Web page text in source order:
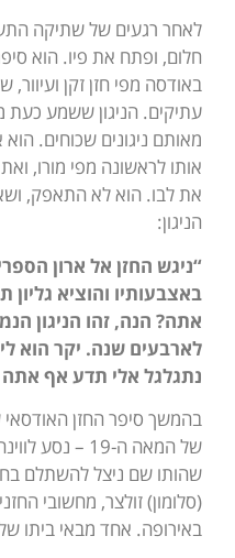
לאחר רגעים של שתיקה
חלום, ופתח את פיו. הוא
באודסה מפי חזן זקן ועיוור,
עתיקים. הניגון ששמע כעת
מאותם ניגונים שכוחים.
אותו לראשונה מפי מורו,
את לבו. הוא לא התאפק,
הניגון:
“ניגש החזן אל ארון
באצבעותיו והוציא
אתה? הנה, זהו הניגון
לארבעים שנה. יקר הוא
נתגלגל אלי תדע אף
של המאה ה-19 –
שהותו שם ניצל להשתלם
(סלומון) זולצר, מחשובי
באירופה. אחד מבאי ביתו